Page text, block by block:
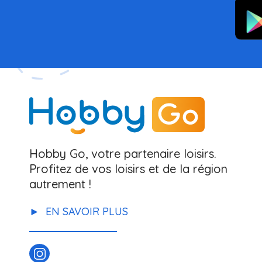
Hobby Go, votre partenaire loisirs.
Profitez de vos loisirs et de la région
autrement !
EN SAVOIR PLUS